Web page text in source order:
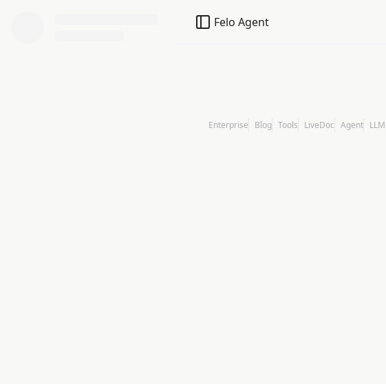
Felo Agent
Enterprise
Blog Tools LiveDoc Agent